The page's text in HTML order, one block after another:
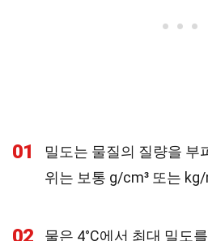
01
밀도는 물질의 질량을 부
위는 보통 g/cm³ 또는
02
물은 4°C에서 최대 밀도